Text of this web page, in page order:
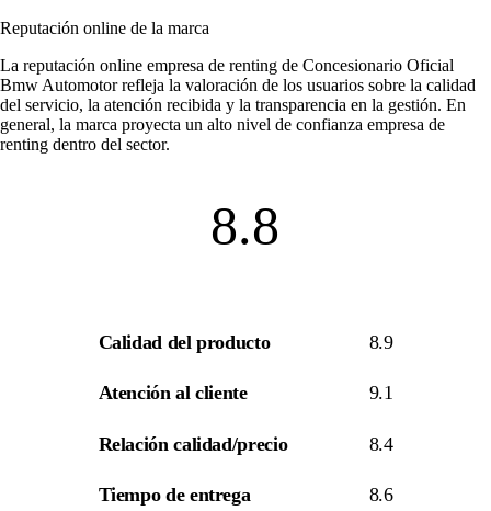
Reputación online de la marca
La reputación online empresa de renting de Concesionario Oficial
Bmw Automotor refleja la valoración de los usuarios sobre la calidad
del servicio, la atención recibida y la transparencia en la gestión. En
general, la marca proyecta un alto nivel de confianza empresa de
renting dentro del sector.
8.8
Calidad del producto 8.9
Atención al cliente 9.1
Relación calidad/precio 8.4
Tiempo de entrega 8.6